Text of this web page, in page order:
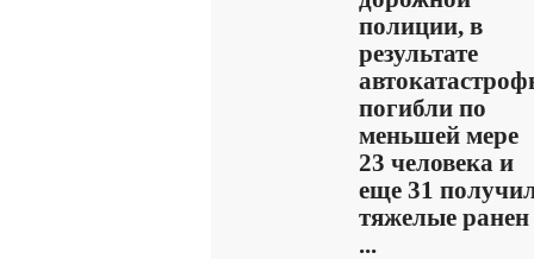
полиции, в
результате
погибли по
меньшей мере
23 человека и
еще 31
тяжелые ранен
...